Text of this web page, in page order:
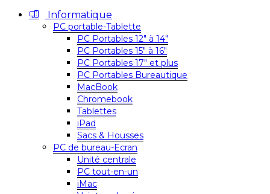
Informatique
PC portable-Tablette
PC Portables 12″ à 14″
PC Portables 15″ à 16″
PC Portables 17″ et plus
PC Portables Bureautique
MacBook
Chromebook
Tablettes
iPad
Sacs & Housses
PC de bureau-Ecran
Unité centrale
PC tout-en-un
iMac